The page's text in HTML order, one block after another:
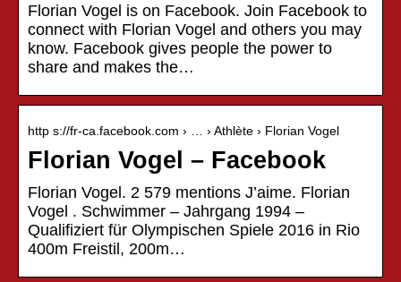
Florian Vogel is on Facebook. Join Facebook to
connect with Florian Vogel and others you may
know. Facebook gives people the power to
share and makes the…
http s://fr-ca.facebook.com › … › Athlète › Florian Vogel
Florian Vogel – Facebook
Florian Vogel. 2 579 mentions J’aime. Florian
Vogel . Schwimmer – Jahrgang 1994 –
Qualifiziert für Olympischen Spiele 2016 in Rio
400m Freistil, 200m…